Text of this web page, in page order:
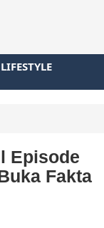
LIFESTYLE
Episode
Fakta